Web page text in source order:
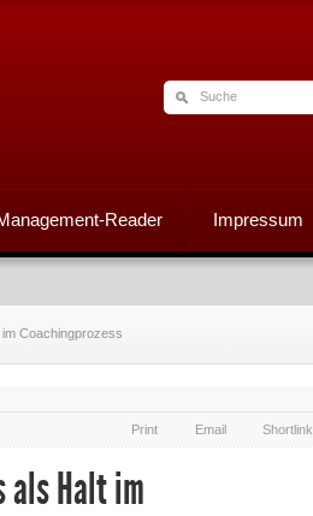
Reader Impressum
Coachingprozess
Print Email Shortlink
als Halt im